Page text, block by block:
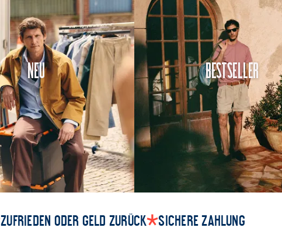
Neu Bestseller
Zufrieden oder Geld zurück Sichere Zahlung